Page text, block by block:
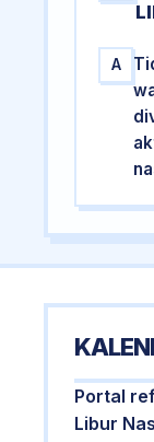
A
Portal
Libur